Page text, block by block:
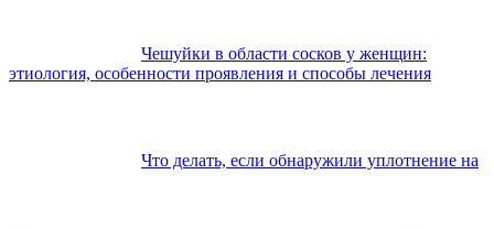
Чешуйки в области сосков у женщин:
этиология, особенности проявления и способы лечения
Что делать, если обнаружили уплотнение на